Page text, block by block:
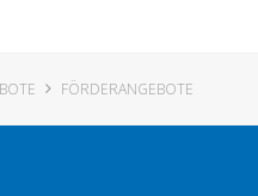
FÖRDERANGEBOTE